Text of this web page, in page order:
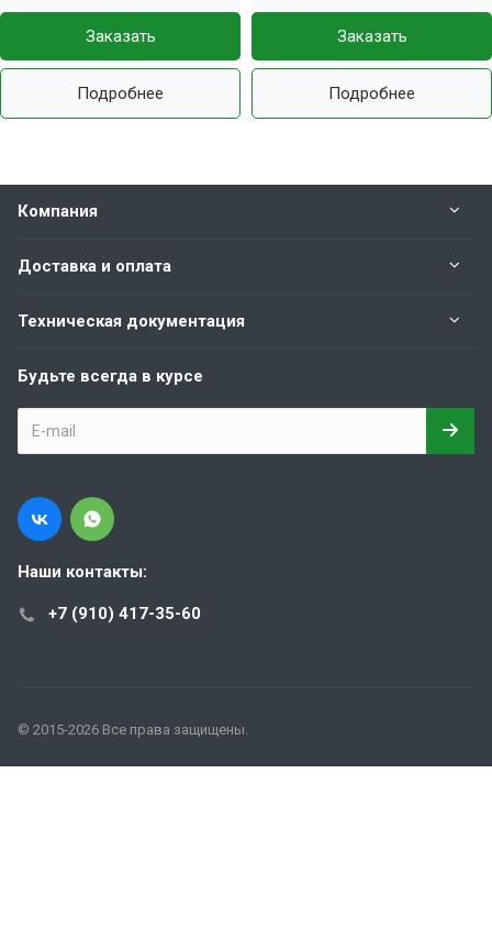
Заказать
Подробнее
Заказать
Подробнее
Компания
Доставка и оплата
Техническая документация
Будьте всегда в курсе
Наши контакты:
+7 (910) 417-35-60
© 2015-2026 Все права защищены.